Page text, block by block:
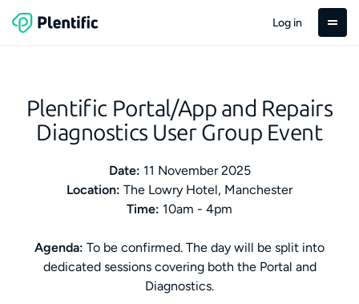
Log in
Plentific Portal/App and Repairs
Diagnostics User Group Event
Date: 11 November 2025
Location: The Lowry Hotel, Manchester
Time: 10am - 4pm
Agenda: To be confirmed. The day will be split into
dedicated sessions covering both the Portal and
Diagnostics.